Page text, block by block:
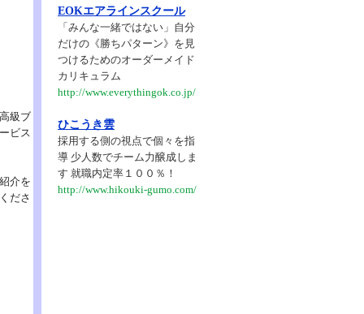
EOKエアラインスクール
「みんな一緒ではない」自分
だけの《勝ちパターン》を見
つけるためのオーダーメイド
カリキュラム
http://www.everythingok.co.jp/
ひこうき雲
採用する側の視点で個々を指
導 少人数でチーム力醸成しま
す 就職内定率１００％！
http://www.hikouki-gumo.com/
級ブ
ビス
介を
ださ